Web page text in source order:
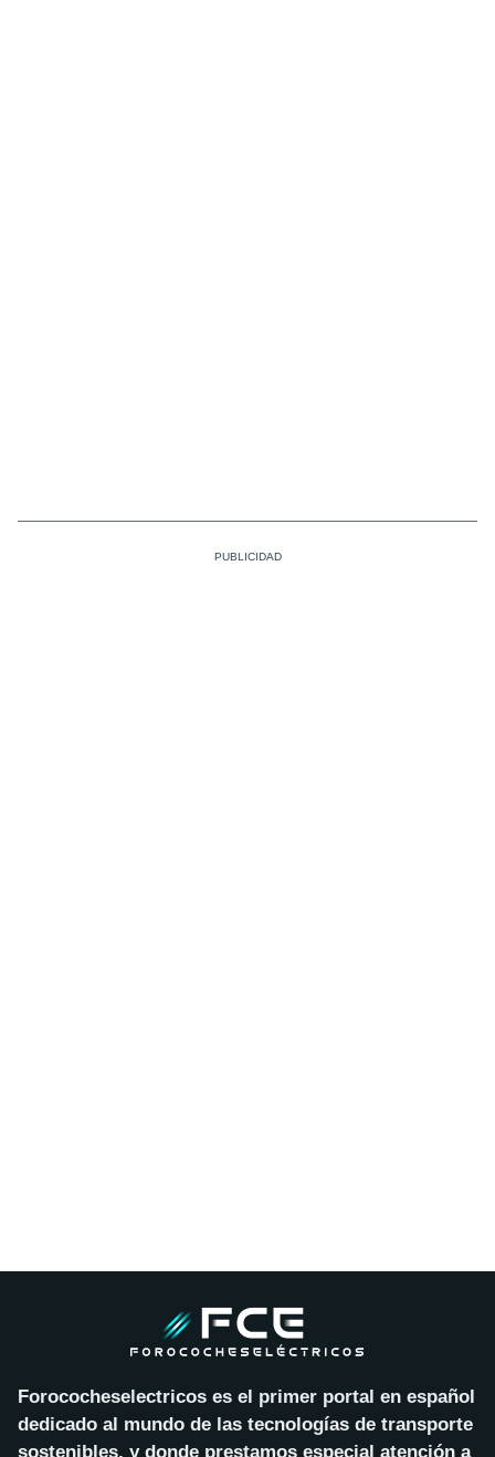
Forococheselectricos es el primer portal en español
dedicado al mundo de las tecnologías de transporte
sostenibles, y donde prestamos especial atención a